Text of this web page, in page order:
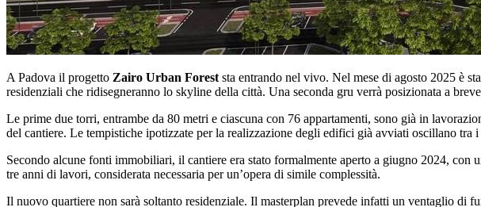
A Padova il progetto Zairo Urban Forest sta entrando nel vivo. Nel mese di agosto 2025 è
residenziali che ridisegneranno lo skyline della città. Una seconda gru verrà posizionata a
Le prime due torri, entrambe da 80 metri e ciascuna con 76 appartamenti, sono già in
del cantiere. Le tempistiche ipotizzate per la realizzazione degli edifici già avviati oscillano
Secondo alcune fonti immobiliari, il cantiere era stato formalmente aperto a giugno 2024,
tre anni di lavori, considerata necessaria per un’opera di simile complessità.
Il nuovo quartiere non sarà soltanto residenziale. Il masterplan prevede infatti un ventaglio di